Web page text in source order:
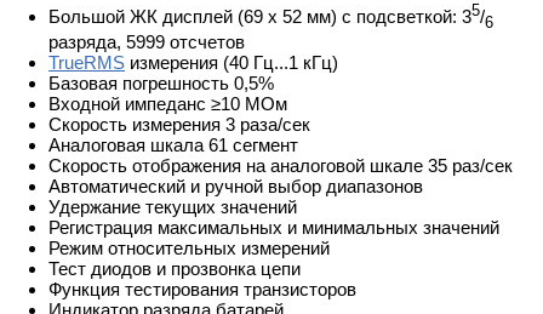
Большой ЖК дисплей (69 х 52 мм) с подсветкой: 35/6
разряда, 5999 отсчетов
TrueRMS измерения (40 Гц...1 кГц)
Базовая погрешность 0,5%
Входной импеданс ≥10 МОм
Скорость измерения 3 раза/сек
Аналоговая шкала 61 сегмент
Скорость отображения на аналоговой шкале 35 раз/сек
Автоматический и ручной выбор диапазонов
Удержание текущих значений
Регистрация максимальных и минимальных значений
Режим относительных измерений
Тест диодов и прозвонка цепи
Функция тестирования транзисторов
Индикатор разряда батарей